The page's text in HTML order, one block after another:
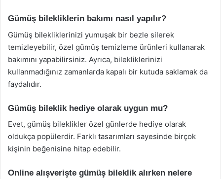
Gümüş bilekliklerin bakımı nasıl yapılır?
Gümüş bilekliklerinizi yumuşak bir bezle silerek
temizleyebilir, özel gümüş temizleme ürünleri kullanarak
bakımını yapabilirsiniz. Ayrıca, bilekliklerinizi
kullanmadığınız zamanlarda kapalı bir kutuda saklamak da
faydalıdır.
Gümüş bileklik hediye olarak uygun mu?
Evet, gümüş bileklikler özel günlerde hediye olarak
oldukça popülerdir. Farklı tasarımları sayesinde birçok
kişinin beğenisine hitap edebilir.
Online alışverişte gümüş bileklik alırken nelere